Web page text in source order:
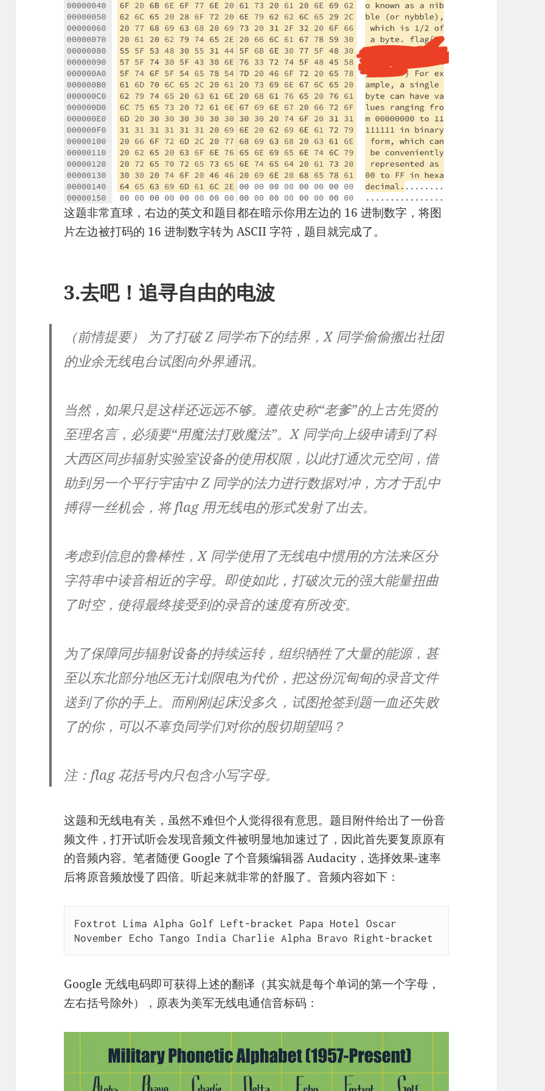
这题非常直球，右边的英文和题目都在暗示你用左边的 16 进制数字，将图
片左边被打码的 16 进制数字转为 ASCII 字符，题目就完成了。
3.去吧！追寻自由的电波
（前情提要） 为了打破 Z 同学布下的结界，X 同学偷偷搬出社团
的业余无线电台试图向外界通讯。
当然，如果只是这样还远远不够。遵依史称“老爹”的上古先贤的
至理名言，必须要“用魔法打败魔法”。X 同学向上级申请到了科
大西区同步辐射实验室设备的使用权限，以此打通次元空间，借
助到另一个平行宇宙中 Z 同学的法力进行数据对冲，方才于乱中
搏得一丝机会，将 flag 用无线电的形式发射了出去。
考虑到信息的鲁棒性，X 同学使用了无线电中惯用的方法来区分
字符串中读音相近的字母。即使如此，打破次元的强大能量扭曲
了时空，使得最终接受到的录音的速度有所改变。
为了保障同步辐射设备的持续运转，组织牺牲了大量的能源，甚
至以东北部分地区无计划限电为代价，把这份沉甸甸的录音文件
送到了你的手上。而刚刚起床没多久，试图抢签到题一血还失败
了的你，可以不辜负同学们对你的殷切期望吗？
注：flag 花括号内只包含小写字母。
这题和无线电有关，虽然不难但个人觉得很有意思。题目附件给出了一份音
频文件，打开试听会发现音频文件被明显地加速过了，因此首先要复原原有
的音频内容。笔者随便 Google 了个音频编辑器 Audacity，选择效果-速率
后将原音频放慢了四倍。听起来就非常的舒服了。音频内容如下：
Foxtrot Lima Alpha Golf Left-bracket Papa Hotel Oscar
November Echo Tango India Charlie Alpha Bravo Right-bracket
Google 无线电码即可获得上述的翻译（其实就是每个单词的第一个字母，
左右括号除外），原表为美军无线电通信音标码：